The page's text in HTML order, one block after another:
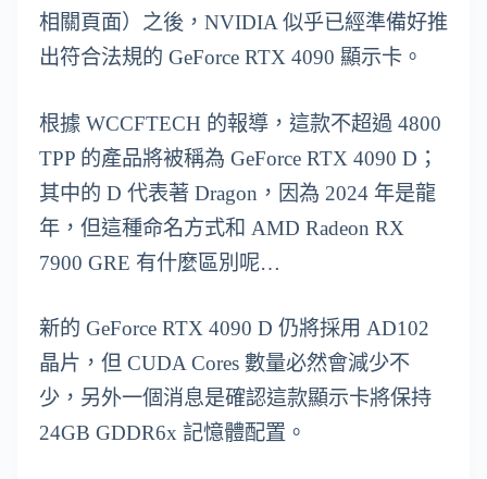
相關頁面）之後，NVIDIA 似乎已經準備好推
出符合法規的 GeForce RTX 4090 顯示卡。
根據 WCCFTECH 的報導，這款不超過 4800
TPP 的產品將被稱為 GeForce RTX 4090 D；
其中的 D 代表著 Dragon，因為 2024 年是龍
年，但這種命名方式和 AMD Radeon RX
7900 GRE 有什麼區別呢…
新的 GeForce RTX 4090 D 仍將採用 AD102
晶片，但 CUDA Cores 數量必然會減少不
少，另外一個消息是確認這款顯示卡將保持
24GB GDDR6x 記憶體配置。